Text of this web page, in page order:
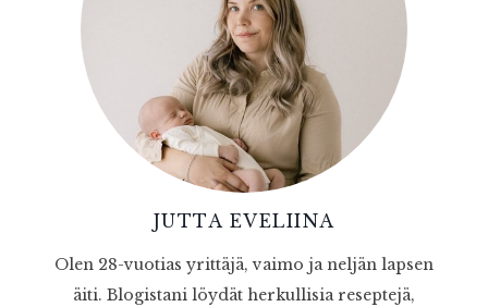
JUTTA EVELIINA
Olen 28-vuotias yrittäjä, vaimo ja neljän lapsen
äiti. Blogistani löydät herkullisia reseptejä,